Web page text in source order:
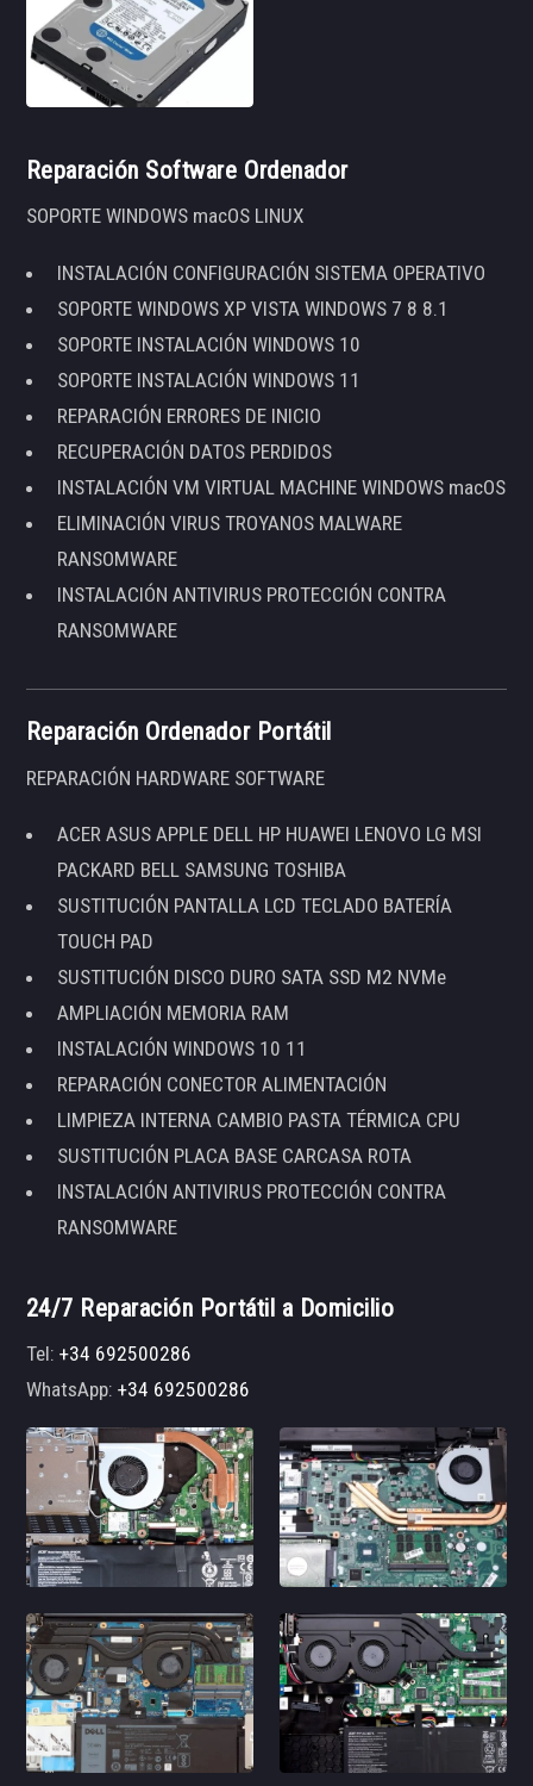
Reparación Software Ordenador
SOPORTE WINDOWS macOS LINUX
INSTALACIÓN CONFIGURACIÓN SISTEMA OPERATIVO
SOPORTE WINDOWS XP VISTA WINDOWS 7 8 8.1
SOPORTE INSTALACIÓN WINDOWS 10
SOPORTE INSTALACIÓN WINDOWS 11
REPARACIÓN ERRORES DE INICIO
RECUPERACIÓN DATOS PERDIDOS
INSTALACIÓN VM VIRTUAL MACHINE WINDOWS macOS
ELIMINACIÓN VIRUS TROYANOS MALWARE
RANSOMWARE
INSTALACIÓN ANTIVIRUS PROTECCIÓN CONTRA
RANSOMWARE
Reparación Ordenador Portátil
REPARACIÓN HARDWARE SOFTWARE
ACER ASUS APPLE DELL HP HUAWEI LENOVO LG MSI
PACKARD BELL SAMSUNG TOSHIBA
SUSTITUCIÓN PANTALLA LCD TECLADO BATERÍA
TOUCH PAD
SUSTITUCIÓN DISCO DURO SATA SSD M2 NVMe
AMPLIACIÓN MEMORIA RAM
INSTALACIÓN WINDOWS 10 11
REPARACIÓN CONECTOR ALIMENTACIÓN
LIMPIEZA INTERNA CAMBIO PASTA TÉRMICA CPU
SUSTITUCIÓN PLACA BASE CARCASA ROTA
INSTALACIÓN ANTIVIRUS PROTECCIÓN CONTRA
RANSOMWARE
24/7 Reparación Portátil a Domicilio
Tel:+34 692500286
WhatsApp:+34 692500286